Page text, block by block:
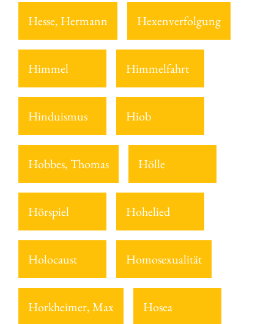
Hesse, Hermann Hexenverfolgung
Himmel Himmelfahrt
Hinduismus Hiob
Hobbes, Thomas Hölle
Hörspiel Hohelied
Holocaust Homosexualität
Horkheimer, Max Hosea